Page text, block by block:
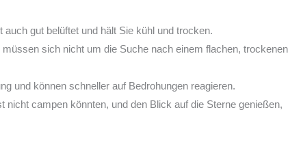
gut belüftet und hält Sie kühl und trocken.
sich nicht um die Suche nach einem flachen, trockenen
und können schneller auf Bedrohungen reagieren.
campen könnten, und den Blick auf die Sterne genießen,